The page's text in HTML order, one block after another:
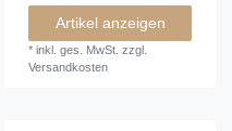
Artikel anzeigen
*inkl. ges. MwSt. zzgl.
Versandkosten